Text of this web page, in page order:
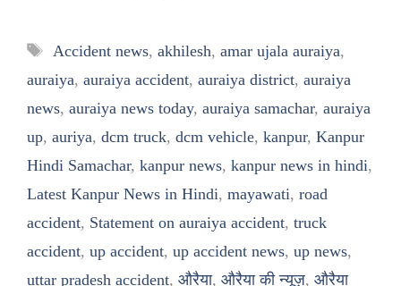
Tags
Accident news, akhilesh, amar ujala auraiya,
auraiya, auraiya accident, auraiya district, auraiya
news, auraiya news today, auraiya samachar, auraiya
up, auriya, dcm truck, dcm vehicle, kanpur, Kanpur
Hindi Samachar, kanpur news, kanpur news in hindi,
Latest Kanpur News in Hindi, mayawati, road
accident, Statement on auraiya accident, truck
accident, up accident, up accident news, up news,
uttar pradesh accident, औरैया, औरैया की न्यूज़, औरैया